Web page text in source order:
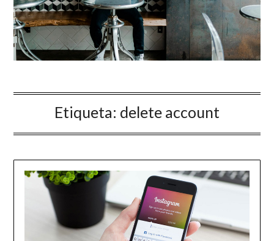
Etiqueta: delete account